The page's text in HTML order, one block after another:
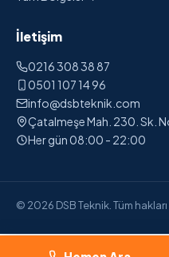
İletişim
0216 308 38 87
0501 107 14 96
info@dsbteknik.com
Çatalmeşe Mah. 230. Sk.
Her gün 08:00 - 22:00
© 2026 DSB Teknik. Tüm hakları